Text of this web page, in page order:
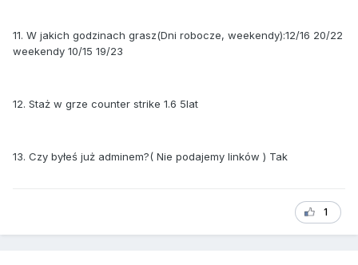
11. W jakich godzinach grasz(Dni robocze, weekendy):12/16 20/22
weekendy 10/15 19/23
12. Staż w grze counter strike 1.6 5lat
13. Czy byłeś już adminem?( Nie podajemy linków ) Tak
1